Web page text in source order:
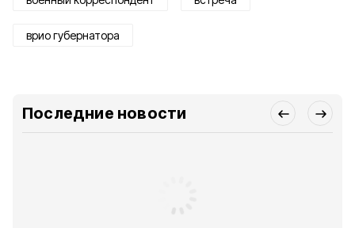
врио губернатора
Последние новости